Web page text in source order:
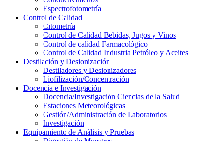
Espectrofotometría
Control de Calidad
Citometría
Control de Calidad Bebidas, Jugos y Vinos
Control de calidad Farmacológico
Control de Calidad Industria Petróleo y Aceites
Destilación y Desionización
Destiladores y Desionizadores
Liofilización/Concentración
Docencia e Investigación
Docencia/Investigación Ciencias de la Salud
Estaciones Meteorológicas
Gestión/Administración de Laboratorios
Investigación
Equipamiento de Análisis y Pruebas